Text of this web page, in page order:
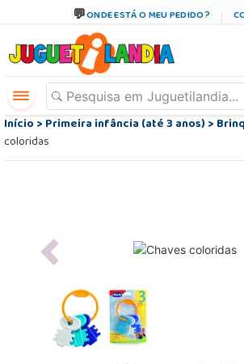
ONDE ESTÁ O MEU PEDIDO?
Início>Primeira infância (até 3 anos)>
coloridas
Previous